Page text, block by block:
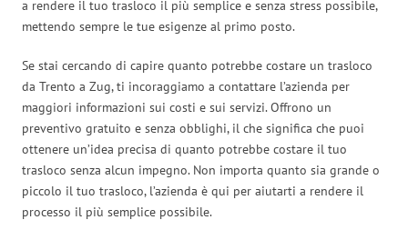
a rendere il tuo trasloco il più semplice e senza stress possibile,
mettendo sempre le tue esigenze al primo posto.
Se stai cercando di capire quanto potrebbe costare un trasloco
da Trento a Zug, ti incoraggiamo a contattare l’azienda per
maggiori informazioni sui costi e sui servizi. Offrono un
preventivo gratuito e senza obblighi, il che significa che puoi
ottenere un’idea precisa di quanto potrebbe costare il tuo
trasloco senza alcun impegno. Non importa quanto sia grande o
piccolo il tuo trasloco, l’azienda è qui per aiutarti a rendere il
processo il più semplice possibile.